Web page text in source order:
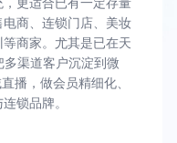
商、连锁门店、美妆
商家。尤其是已在天
渠道客户沉淀到微
播，做会员精细化、
锁品牌。